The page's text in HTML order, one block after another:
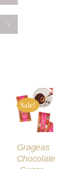
Sale!
AÑADIR
AL
CARRITO
/
DETALLES
Grageas
Chocolate